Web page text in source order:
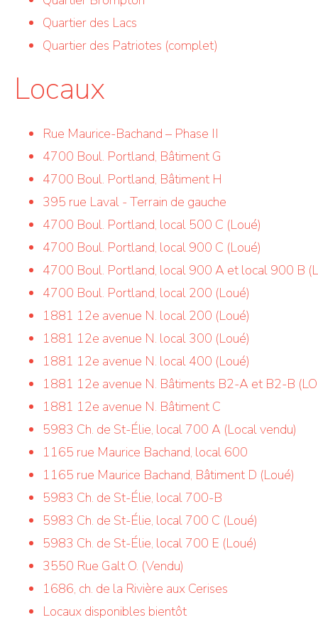
Quartier des Lacs
Quartier des Patriotes (complet)
Locaux
Rue Maurice-Bachand – Phase II
4700 Boul. Portland, Bâtiment G
4700 Boul. Portland, Bâtiment H
395 rue Laval - Terrain de gauche
4700 Boul. Portland, local 500 C (Loué)
4700 Boul. Portland, local 900 C (Loué)
4700 Boul. Portland, local 900 A et local 900 B
4700 Boul. Portland, local 200 (Loué)
1881 12e avenue N. local 200 (Loué)
1881 12e avenue N. local 300 (Loué)
1881 12e avenue N. local 400 (Loué)
1881 12e avenue N. Bâtiments B2-A et B2-B
1881 12e avenue N. Bâtiment C
5983 Ch. de St-Élie, local 700 A (Local vendu)
1165 rue Maurice Bachand, local 600
1165 rue Maurice Bachand, Bâtiment D (Loué)
5983 Ch. de St-Élie, local 700-B
5983 Ch. de St-Élie, local 700 C (Loué)
5983 Ch. de St-Élie, local 700 E (Loué)
3550 Rue Galt O. (Vendu)
1686, ch. de la Rivière aux Cerises
Locaux disponibles bientôt